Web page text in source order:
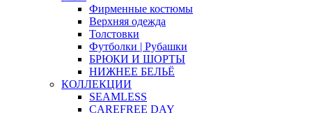
Фирменные костюмы
Верхняя одежда
Толстовки
Футболки | Рубашки
БРЮКИ И ШОРТЫ
НИЖНЕЕ БЕЛЬЁ
КОЛЛЕКЦИИ
SEAMLESS
CAREFREE DAY